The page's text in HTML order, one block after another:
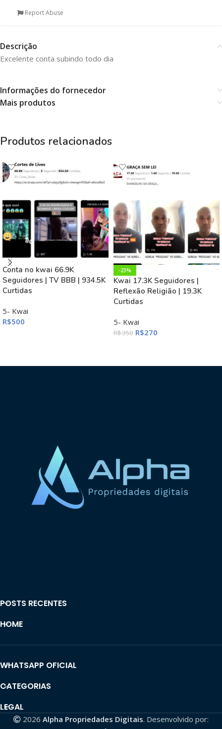
Report Abuse
Descrição
Excelente conta subindo todo dia
Informações do fornecedor
Mais produtos
Produtos relacionados
Conta no kwai 66.9K
Seguidores | TV BBB | 934.5K
Curtidas
5- Kwai
R$500
-23%
Kwai 17.3K Seguidores |
Reflexão Religião | 19.3K
Curtidas
5- Kwai
R$350 R$270
POSTS RECENTES
HOME
WHATSAPP OFICIAL
CATEGORIAS
LEGAL
2026 Alpha Propriedades Digitais. Desenvolvido por: